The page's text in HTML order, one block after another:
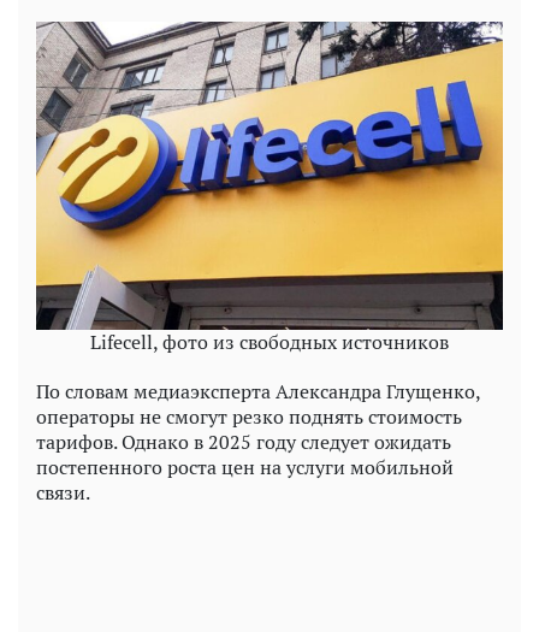
Lifecell, фото из свободных источников
По словам медиаэксперта Александра Глущенко,
операторы не смогут резко поднять стоимость
тарифов. Однако в 2025 году следует ожидать
постепенного роста цен на услуги мобильной
связи.